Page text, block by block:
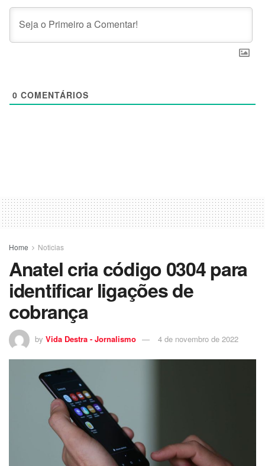
0 COMENTÁRIOS
Home Noticias
Anatel cria código 0304 para
identificar ligações de
cobrança
by Vida Destra - Jornalismo 4 de novembro de 2022